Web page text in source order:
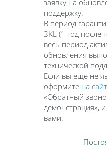
поддержку.
В период
3KL (1 год после
весь период
обновления
технической
Если вы еще не
оформите на
«Обратный
демонстрация»,
вами.